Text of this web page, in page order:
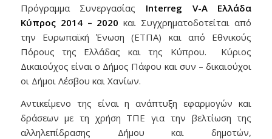
Πρόγραμμα Συνεργασίας Interreg V-A Ελλάδα
Κύπρος 2014 – 2020 και Συγχρηματοδοτείται από
την Ευρωπαϊκή Ένωση (ΕΤΠΑ) και από Εθνικούς
Πόρους της Ελλάδας και της Κύπρου. Κύριος
Δικαιούχος είναι ο Δήμος Πάφου και συν – δικαιούχοι
οι Δήμοι Λέσβου και Χανίων.
Αντικείμενο της είναι η ανάπτυξη εφαρμογών και
δράσεων με τη χρήση ΤΠΕ για την βελτίωση της
αλληλεπίδρασης Δήμου και δημοτών,